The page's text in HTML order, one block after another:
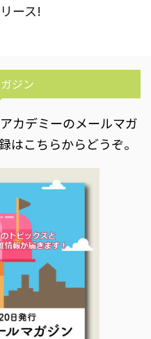
ース!
ジン
カデミーのメールマガ
はこちらからどうぞ。